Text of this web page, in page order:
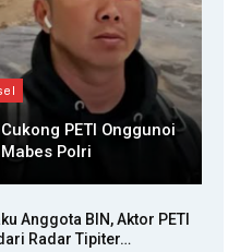
PETI Onggunoi
Polri
Anggota BIN, Aktor PETI
Radar Tipiter…